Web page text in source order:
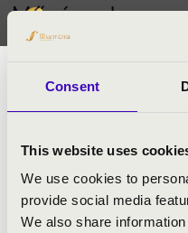
Consent
This website uses
We use cookies to
provide social media
We also share
Művészek
Énekese"